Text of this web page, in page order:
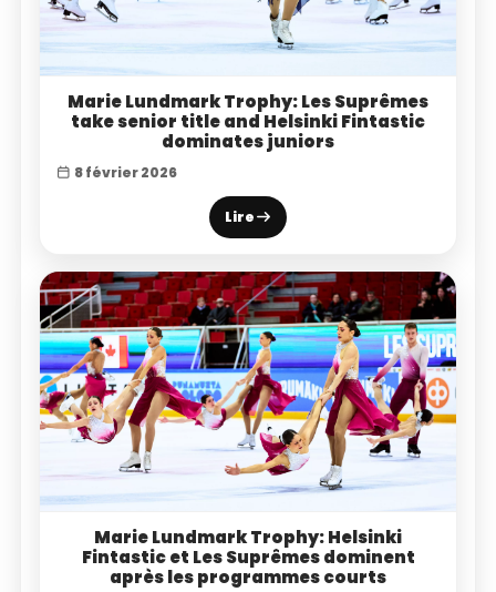
Marie Lundmark Trophy: Les Suprêmes
take senior title and Helsinki Fintastic
dominates juniors
8 février 2026
Lire
Marie Lundmark Trophy: Helsinki
Fintastic et Les Suprêmes dominent
après les programmes courts